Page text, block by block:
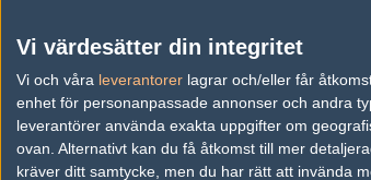
Vi värdesätter din integritet
Vi och våra leverantorer lagrar och/eller får
enhet för personanpassade annonser och andra
leverantörer använda exakta uppgifter om
ovan. Alternativt kan du få åtkomst till mer
kräver ditt samtycke, men du har rätt att invända
Tonåring släppte
skämtspel för 1 900 kr –
tjänade miljoner
04/08 ALLA SEKTIONER
Media: jL klar för Vitality
– hoppar in för nyblivna
Information
Annonsering
Copyright och Privacy Policy